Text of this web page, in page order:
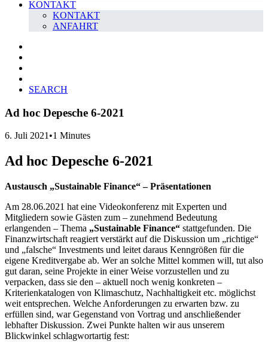
KONTAKT
KONTAKT
ANFAHRT
SEARCH
Ad hoc Depesche 6-2021
6. Juli 2021•1 Minutes
Ad hoc Depesche 6-2021
Austausch „Sustainable Finance“ – Präsentationen
Am 28.06.2021 hat eine Videokonferenz mit Experten und
Mitgliedern sowie Gästen zum – zunehmend Bedeutung
erlangenden – Thema „Sustainable Finance“ stattgefunden. Die
Finanzwirtschaft reagiert verstärkt auf die Diskussion um „richtige“
und „falsche“ Investments und leitet daraus Kenngrößen für die
eigene Kreditvergabe ab. Wer an solche Mittel kommen will, tut also
gut daran, seine Projekte in einer Weise vorzustellen und zu
verpacken, dass sie den – aktuell noch wenig konkreten –
Kriterienkatalogen von Klimaschutz, Nachhaltigkeit etc. möglichst
weit entsprechen. Welche Anforderungen zu erwarten bzw. zu
erfüllen sind, war Gegenstand von Vortrag und anschließender
lebhafter Diskussion. Zwei Punkte halten wir aus unserem
Blickwinkel schlagwortartig fest: